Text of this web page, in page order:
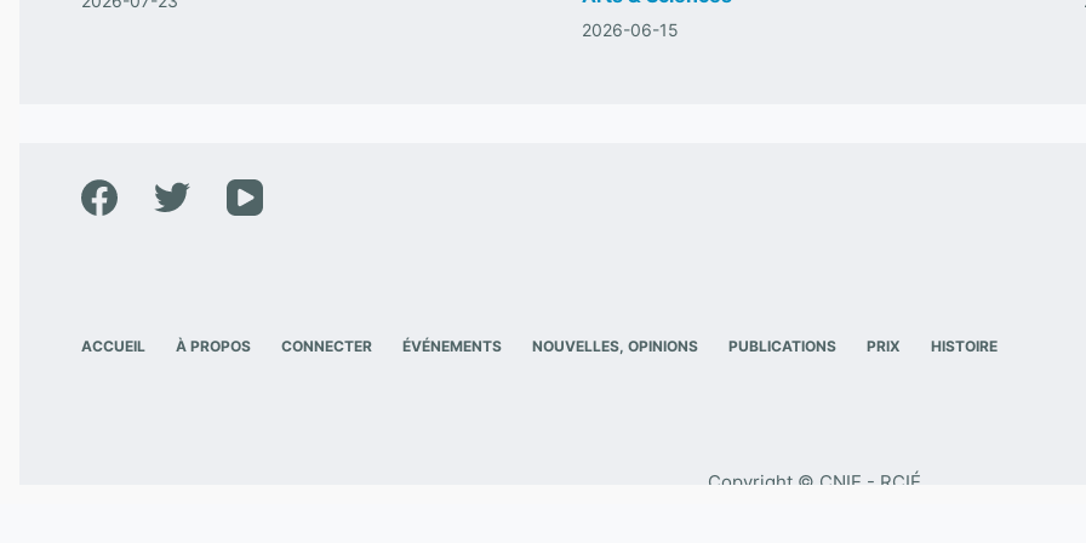
2026-06-15
ACCUEIL À PROPOS CONNECTER ÉVÉNEMENTS NOUVELLES, OPINIONS PUBLICATIONS PRIX HISTOIRE
Copyright © CNIE - RCIÉ